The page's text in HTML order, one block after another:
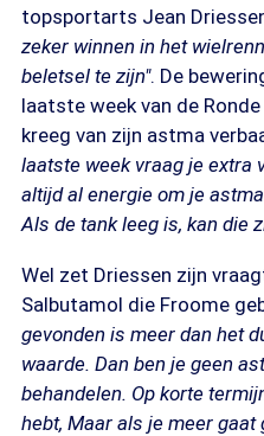
topsportarts Jean
zeker winnen in het
beletsel te zijn". De
laatste week van de
kreeg van zijn astma
laatste week vraag je extra
altijd al energie om je
Als de tank leeg is, kan die
Wel zet Driessen zijn
Salbutamol die Froome
gevonden is meer dan het
waarde. Dan ben je geen
behandelen. Op korte
hebt, Maar als je meer